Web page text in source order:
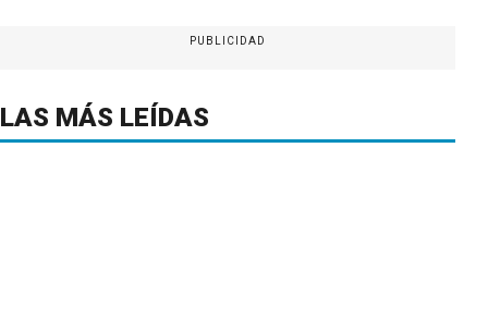
PUBLICIDAD
LAS MÁS LEÍDAS